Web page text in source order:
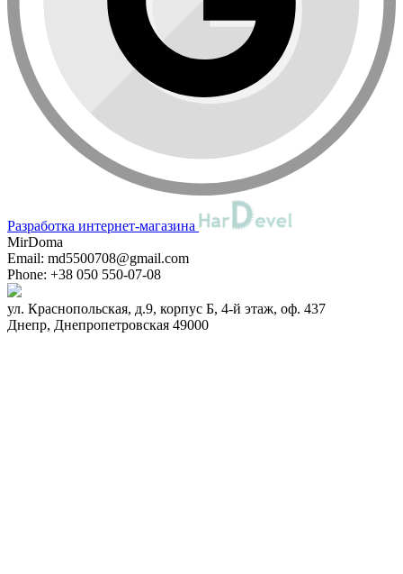
Разработка интернет-магазина
MirDoma
Email: md5500708@gmail.com
Phone: +38 050 550-07-08
ул. Краснопольская, д.9, корпус Б, 4-й этаж, оф. 437
Днепр, Днепропетровская 49000